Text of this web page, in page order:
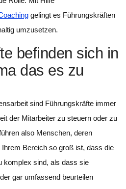
gelingt es Führungskräften
umzusetzen.
befinden sich in
das es zu
sind Führungskräfte immer
der Mitarbeiter zu steuern oder zu
also Menschen, deren
Bereich so groß ist, dass die
komplex sind, als dass sie
gar umfassend beurteilen